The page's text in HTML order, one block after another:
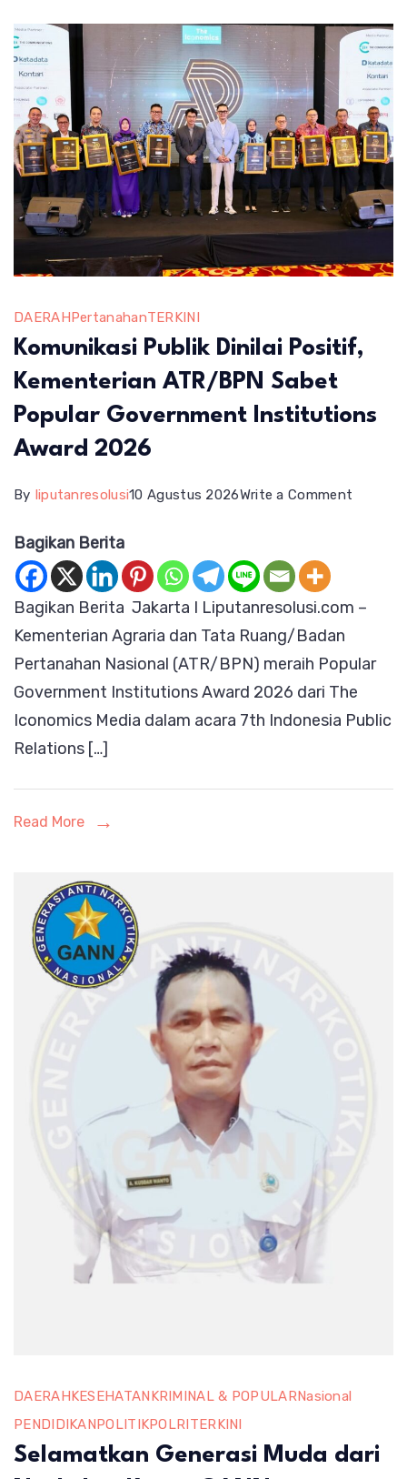
DAERAHPertanahanTERKINI
Komunikasi Publik Dinilai Positif,
Kementerian ATR/BPN Sabet
Popular Government Institutions
Award 2026
By liputanresolusi10 Agustus 2026Write a Comment
Positif,
ATR/
Sabet
Popular
Bagikan Berita
Bagikan Berita Jakarta I Liputanresolusi.com –
Kementerian Agraria dan Tata Ruang/Badan
Pertanahan Nasional (ATR/BPN) meraih Popular
Government Institutions Award 2026 dari The
Iconomics Media dalam acara 7th Indonesia Public
Relations […]
Read More
DAERAHKESEHATANKRIMINAL & POPULARNasional
PENDIDIKANPOLITIKPOLRITERKINI
Selamatkan Generasi Muda dari